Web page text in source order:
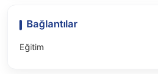
Bağlantılar
Eğitim